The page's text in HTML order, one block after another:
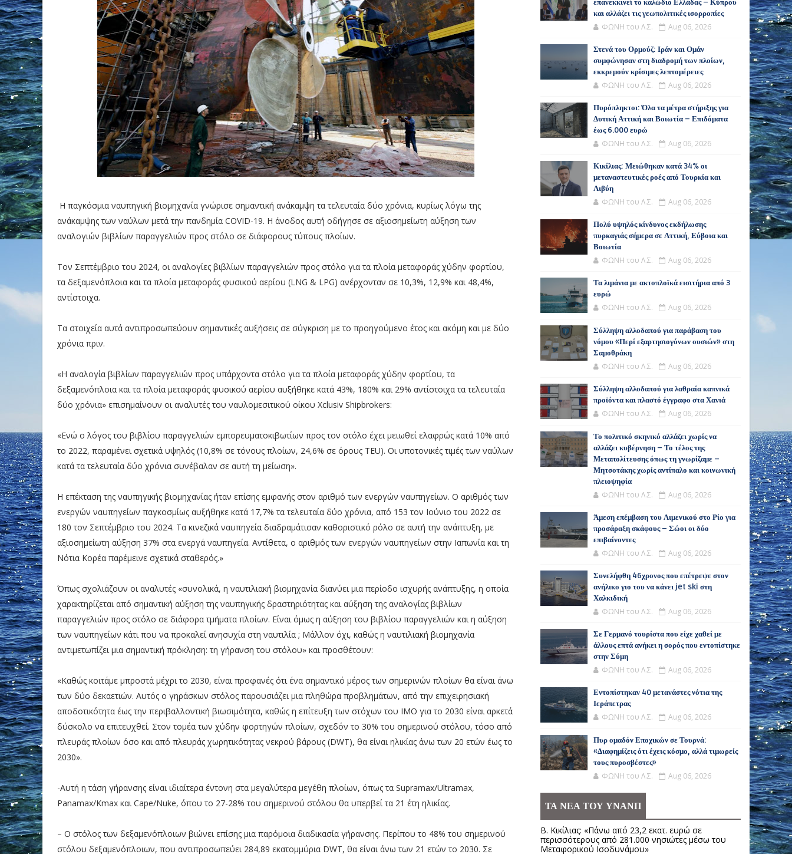
Η παγκόσμια ναυπηγική βιομηχανία γνώρισε σημαντική ανάκαμψη τα τελευταία δύο χρόνια, κυρίως λόγω της
ανάκαμψης των ναύλων μετά την πανδημία COVID-19. Η άνοδος αυτή οδήγησε σε αξιοσημείωτη αύξηση των
αναλογιών βιβλίων παραγγελιών προς στόλο σε διάφορους τύπους πλοίων.
Τον Σεπτέμβριο του 2024, οι αναλογίες βιβλίων παραγγελιών προς στόλο για τα πλοία μεταφοράς χύδην φορτίου,
τα δεξαμενόπλοια και τα πλοία μεταφοράς φυσικού αερίου (LNG & LPG) ανέρχονταν σε 10,3%, 12,9% και 48,4%,
αντίστοιχα.
Τα στοιχεία αυτά αντιπροσωπεύουν σημαντικές αυξήσεις σε σύγκριση με το προηγούμενο έτος και ακόμη και με δύο
χρόνια πριν.
«Η αναλογία βιβλίων παραγγελιών προς υπάρχοντα στόλο για τα πλοία μεταφοράς χύδην φορτίου, τα
δεξαμενόπλοια και τα πλοία μεταφοράς φυσικού αερίου αυξήθηκε κατά 43%, 180% και 29% αντίστοιχα τα τελευταία
δύο χρόνια» επισημαίνουν οι αναλυτές του ναυλομεσιτικού οίκου Xclusiv Shipbrokers:
«Ενώ ο λόγος του βιβλίου παραγγελιών εμπορευματοκιβωτίων προς τον στόλο έχει μειωθεί ελαφρώς κατά 10% από
το 2022, παραμένει σχετικά υψηλός (10,8% σε τόνους πλοίων, 24,6% σε όρους TEU). Οι υποτονικές τιμές των ναύλων
κατά τα τελευταία δύο χρόνια συνέβαλαν σε αυτή τη μείωση».
Η επέκταση της ναυπηγικής βιομηχανίας ήταν επίσης εμφανής στον αριθμό των ενεργών ναυπηγείων. Ο αριθμός των
ενεργών ναυπηγείων παγκοσμίως αυξήθηκε κατά 17,7% τα τελευταία δύο χρόνια, από 153 τον Ιούνιο του 2022 σε
180 τον Σεπτέμβριο του 2024. Τα κινεζικά ναυπηγεία διαδραμάτισαν καθοριστικό ρόλο σε αυτή την ανάπτυξη, με
αξιοσημείωτη αύξηση 37% στα ενεργά ναυπηγεία. Αντίθετα, ο αριθμός των ενεργών ναυπηγείων στην Ιαπωνία και τη
Νότια Κορέα παρέμεινε σχετικά σταθερός.»
Όπως σχολιάζουν οι αναλυτές «συνολικά, η ναυτιλιακή βιομηχανία διανύει μια περίοδο ισχυρής ανάπτυξης, η οποία
χαρακτηρίζεται από σημαντική αύξηση της ναυπηγικής δραστηριότητας και αύξηση της αναλογίας βιβλίων
παραγγελιών προς στόλο σε διάφορα τμήματα πλοίων. Είναι όμως η αύξηση του βιβλίου παραγγελιών και η αύξηση
των ναυπηγείων κάτι που να προκαλεί ανησυχία στη ναυτιλία ; Μάλλον όχι, καθώς η ναυτιλιακή βιομηχανία
αντιμετωπίζει μια σημαντική πρόκληση: τη γήρανση του στόλου» και προσθέτουν:
«Καθώς κοιτάμε μπροστά μέχρι το 2030, είναι προφανές ότι ένα σημαντικό μέρος των σημερινών πλοίων θα είναι άνω
των δύο δεκαετιών. Αυτός ο γηράσκων στόλος παρουσιάζει μια πληθώρα προβλημάτων, από την επιχειρησιακή
αποδοτικότητα έως την περιβαλλοντική βιωσιμότητα, καθώς η επίτευξη των στόχων του ΙΜΟ για το 2030 είναι αρκετά
δύσκολο να επιτευχθεί. Στον τομέα των χύδην φορτηγών πλοίων, σχεδόν το 30% του σημερινού στόλου, τόσο από
πλευράς πλοίων όσο και από πλευράς χωρητικότητας νεκρού βάρους (DWT), θα είναι ηλικίας άνω των 20 ετών έως το
2030».
-Αυτή η τάση γήρανσης είναι ιδιαίτερα έντονη στα μεγαλύτερα μεγέθη πλοίων, όπως τα Supramax/Ultramax,
Panamax/Kmax και Cape/Nuke, όπου το 27-28% του σημερινού στόλου θα υπερβεί τα 21 έτη ηλικίας.
– Ο στόλος των δεξαμενόπλοιων βιώνει επίσης μια παρόμοια διαδικασία γήρανσης. Περίπου το 48% του σημερινού
στόλου δεξαμενόπλοιων, που αντιπροσωπεύει 284,89 εκατομμύρια DWT, θα είναι άνω των 21 ετών το 2030. Σε
επανεκκινεί το καλώδιο Ελλάδας – Κύπρου
και αλλάζει τις γεωπολιτικές ισορροπίες
ΦΩΝΗ του Λ.Σ. Aug 06, 2026
Στενά του Ορμούζ: Ιράν και Ομάν
συμφώνησαν στη διαδρομή των πλοίων,
εκκρεμούν κρίσιμες λεπτομέρειες
ΦΩΝΗ του Λ.Σ. Aug 06, 2026
Πυρόπληκτοι: Όλα τα μέτρα στήριξης για
Δυτική Αττική και Βοιωτία – Επιδόματα
έως 6.000 ευρώ
ΦΩΝΗ του Λ.Σ. Aug 06, 2026
Κικίλιας: Μειώθηκαν κατά 34% οι
μεταναστευτικές ροές από Τουρκία και
Λιβύη
ΦΩΝΗ του Λ.Σ. Aug 06, 2026
Πολύ υψηλός κίνδυνος εκδήλωσης
πυρκαγιάς σήμερα σε Αττική, Εύβοια και
Βοιωτία
ΦΩΝΗ του Λ.Σ. Aug 06, 2026
Τα λιμάνια με ακτοπλοϊκά εισιτήρια από 3
ευρώ
ΦΩΝΗ του Λ.Σ. Aug 06, 2026
Σύλληψη αλλοδαπού για παράβαση του
νόμου «Περί εξαρτησιογόνων ουσιών» στη
Σαμοθράκη
ΦΩΝΗ του Λ.Σ. Aug 06, 2026
Σύλληψη αλλοδαπού για λαθραία καπνικά
προϊόντα και πλαστό έγγραφο στα Χανιά
ΦΩΝΗ του Λ.Σ. Aug 06, 2026
Το πολιτικό σκηνικό αλλάζει χωρίς να
αλλάζει κυβέρνηση – Το τέλος της
Μεταπολίτευσης όπως τη γνωρίζαμε –
Μητσοτάκης χωρίς αντίπαλο και κοινωνική
πλειοψηφία
ΦΩΝΗ του Λ.Σ. Aug 06, 2026
Άμεση επέμβαση του Λιμενικού στο Ρίο για
προσάραξη σκάφους – Σώοι οι δύο
επιβαίνοντες
ΦΩΝΗ του Λ.Σ. Aug 06, 2026
Συνελήφθη 46χρονος που επέτρεψε στον
ανήλικο γιο του να κάνει jet ski στη
Χαλκιδική
ΦΩΝΗ του Λ.Σ. Aug 06, 2026
Σε Γερμανό τουρίστα που είχε χαθεί με
άλλους επτά ανήκει η σορός που εντοπίστηκε
στην Σύμη
ΦΩΝΗ του Λ.Σ. Aug 06, 2026
Εντοπίστηκαν 40 μετανάστες νότια της
Ιεράπετρας
ΦΩΝΗ του Λ.Σ. Aug 06, 2026
Πυρ ομαδόν Εποχικών σε Τουρνά:
«Διαφημίζεις ότι έχεις κόσμο, αλλά τιμωρείς
τους πυροσβέστες»
ΦΩΝΗ του Λ.Σ. Aug 06, 2026
ΤΑ ΝΕΑ ΤΟΥ ΥΝΑΝΠ
Β. Κικίλιας: «Πάνω από 23,2 εκατ. ευρώ σε
περισσότερους από 281.000 νησιώτες μέσω του
Μεταφορικού Ισοδυνάμου»